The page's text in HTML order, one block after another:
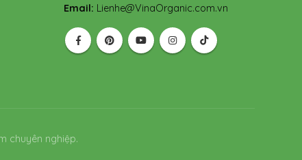
Email: Lienhe@VinaOrganic.com.vn
chuyên nghiệp.